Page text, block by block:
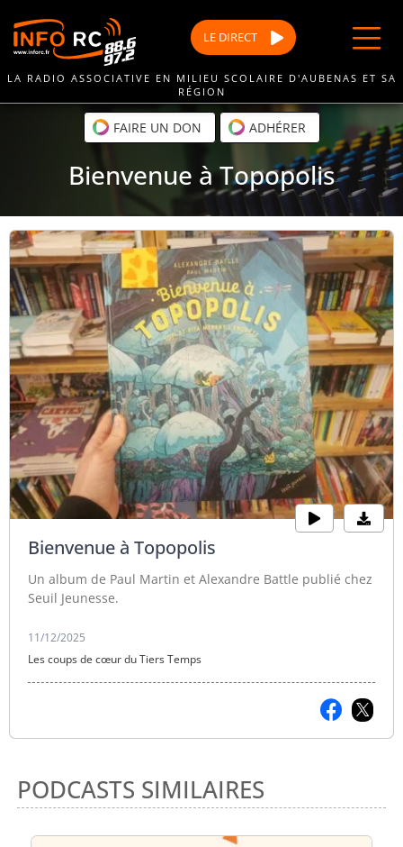
au
contenu
LE DIRECT
LA RADIO ASSOCIATIVE EN MILIEU SCOLAIRE D'AUBENAS ET SA
RÉGION
FAIRE UN DON ADHÉRER
Bienvenue à Topopolis
Bienvenue à Topopolis
Un album de Paul Martin et Alexandre Battle publié chez
Seuil Jeunesse.
11/12/2025
Les coups de cœur du Tiers Temps
PODCASTS SIMILAIRES